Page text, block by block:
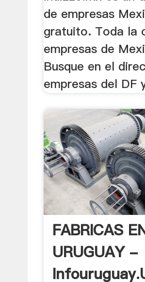
de empresas
gratuito. Toda la
empresas de
Busque en el
empresas del DF
FABRICAS
URUGUAY -